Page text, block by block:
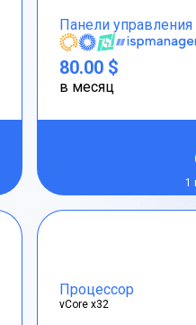
Панели управления
80.00 $
в месяц
1
Процессор
vCore x32